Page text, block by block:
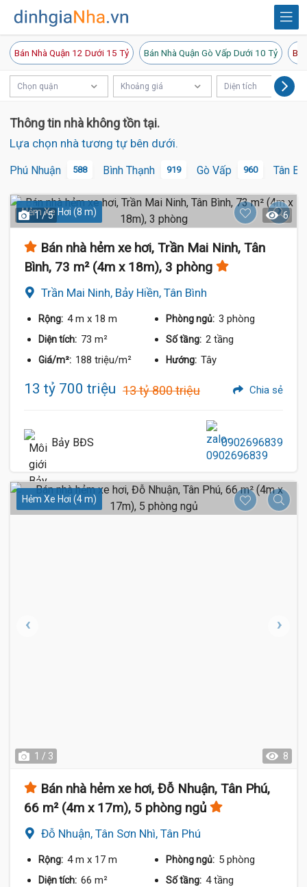
Bán Nhà Quận 12 Dưới 15 Tỷ Bán Nhà Quận Gò Vấp Dưới 10 Tỷ
Chọn quận Khoảng giá Diện tích
Thông tin nhà không tồn tại.
Lựa chọn nhà tương tự bên dưới.
Phú Nhuận 588 Bình Thạnh 919 Gò Vấp 960 Tân
Hẻm Xe Hơi (8 m)
1 / 5 6
Bán nhà hẻm xe hơi, Trần Mai Ninh, Tân
Bình, 73 m² (4m x 18m), 3 phòng
Trần Mai Ninh, Bảy Hiền, Tân Bình
Rộng: 4 m x 18 m Phòng ngủ: 3 phòng
Diện tích: 73 m² Số tầng: 2 tầng
Giá/m²: 188 triệu/m² Hướng: Tây
13 tỷ 700 triệu 13 tỷ 800 triệu Chia sẻ
Bảy BĐS 0902696839
Hẻm Xe Hơi (4 m)
1 / 3 8
Bán nhà hẻm xe hơi, Đỗ Nhuận, Tân Phú,
66 m² (4m x 17m), 5 phòng ngủ
Đỗ Nhuận, Tân Sơn Nhì, Tân Phú
Rộng: 4 m x 17 m Phòng ngủ: 5 phòng
Diện tích: 66 m² Số tầng: 4 tầng